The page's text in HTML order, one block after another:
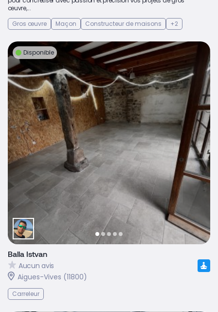
œuvre,...
Gros œuvre
Maçon Constructeur de maisons +2
Disponible
Balla Istvan
Aucun avis
Aigues-Vives (11800)
Carreleur